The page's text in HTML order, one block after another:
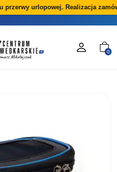
urlopowej. Realizacja
0